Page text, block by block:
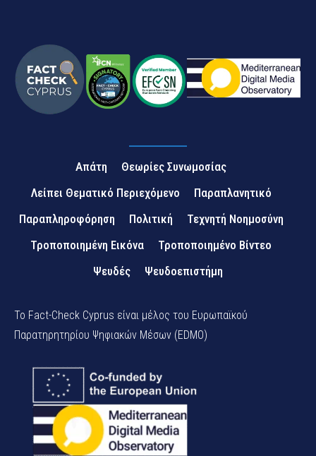
Απάτη
Θεωρίες Συνωμοσίας
Λείπει Θεματικό Περιεχόμενο
Παραπλανητικό
Παραπληροφόρηση
Πολιτική
Τεχνητή Νοημοσύνη
Τροποποιημένη Εικόνα
Τροποποιημένο Βίντεο
Ψευδές
Ψευδοεπιστήμη
Το Fact-Check Cyprus είναι μέλος του Ευρωπαϊκού
Παρατηρητηρίου Ψηφιακών Μέσων (EDMO)